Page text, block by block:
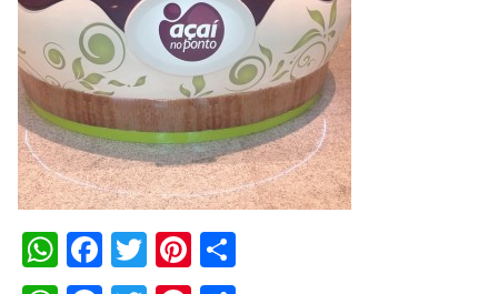
WhatsApp
Facebook
Twitter
Pinterest
Compartilhar